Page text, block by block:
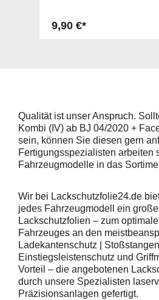
Schutzfolie gegen Kratzer
Griffmulden. Die Pads sind
beigelegter Anleitung)
diese danach auflegen und
anstreichen - anschließend
Lackschutzfolie mittels Fön
erwärmen und von der Mitte
heraus in alle Richtungen
kontaktieren Sie uns bitte
telefonisch. Lieferumfang
transparente
Stück Lackschutzpads für 5
Griffmulden / Griffschalen
Merkmale Spezielle Vinylfolie mit
bestmöglichem Schutz
Kratzer und Abrieb Bestens
geeignet zum Schutz von
Fahrzeugkarosserien
mechanische Einwirkung am
Regulärer Preis:
9,90 €*
Qualität ist unser Anspruch.
Kombi (IV) ab BJ 04/2020 +
sein, können Sie diesen gern
Fertigungsspezialisten arbeiten
Fahrzeugmodelle in das
Wir bei Lackschutzfolie24.de
jedes Fahrzeugmodell ein
Lackschutzfolien – zum
Fahrzeuges an den
Ladekantenschutz |
Einstiegsleistenschutz und
Vorteil – die angebotenen
durch unsere Spezialisten
Präzisionsanlagen gefertigt.